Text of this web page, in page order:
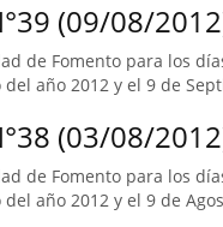
(09/08/
de Fomento para los
año 2012 y el 9 de
(03/08/
de Fomento para los
año 2012 y el 9 de